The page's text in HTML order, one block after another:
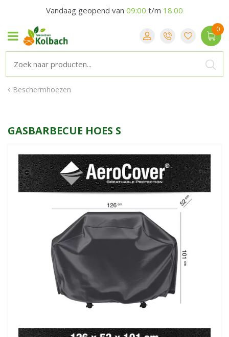
Beschermhoezen
Vandaag geopend van 09:00 t/m 18:00
GASBARBECUE HOES S